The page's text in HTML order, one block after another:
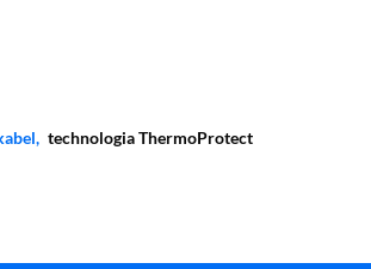
technologia ThermoProtect